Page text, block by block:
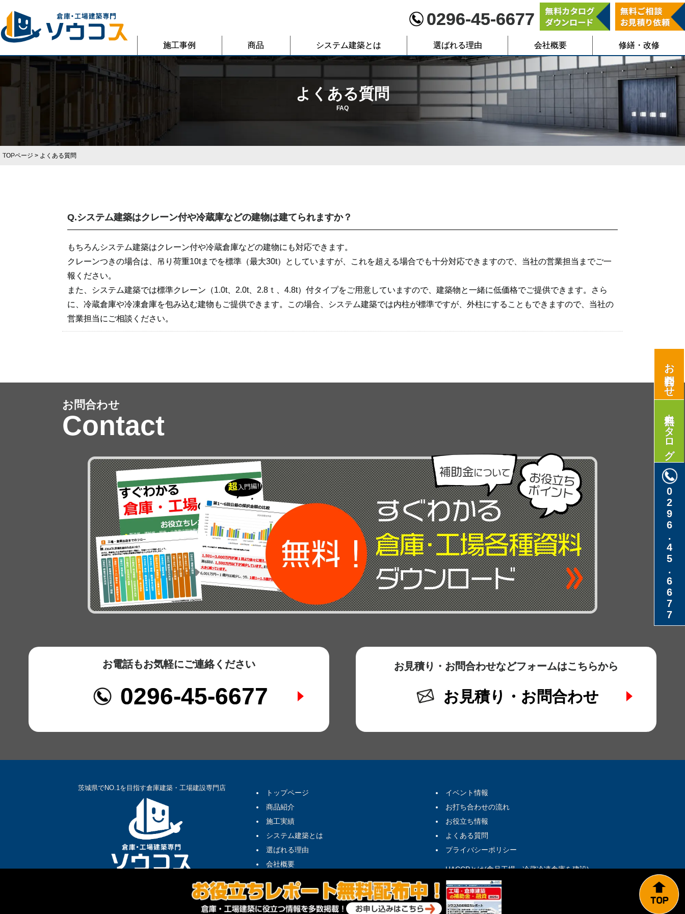
0296-45-6677
施工事例 商品 システム建築とは 選ばれる理由 会社概要 修繕・改修
よくある質問
FAQ
TOPページ > よくある質問
Q.システム建築はクレーン付や冷蔵庫などの建物は建てられますか？
もちろんシステム建築はクレーン付や冷蔵倉庫などの建物にも対応できます。
クレーンつきの場合は、吊り荷重10tまでを標準（最大30t）としていますが、これを超える場合でも十分対応できますので、当社の営業担当までご一
報ください。
また、システム建築では標準クレーン（1.0t、2.0t、2.8ｔ、4.8t）付タイプをご用意していますので、建築物と一緒に低価格でご提供できます。さら
に、冷蔵倉庫や冷凍倉庫を包み込む建物もご提供できます。この場合、システム建築では内柱が標準ですが、外柱にすることもできますので、当社の
営業担当にご相談ください。
お問合わせ
Contact
お電話もお気軽にご連絡ください
0296-45-6677
お見積り・お問合わせなどフォームはこちらから
お見積り・お問合わせ
茨城県でNO.1を目指す倉庫建築・工場建設専門店
0296-45-6677
トップページ
商品紹介
施工実績
システム建築とは
選ばれる理由
会社概要
カタログダウンロード
イベント情報
お打ち合わせの流れ
お役立ち情報
よくある質問
プライバシーポリシー
HACCPとは(食品工場・冷蔵冷凍倉庫を建設)
茨城県で倉庫建築をお考えの方へ
補助金を活用した工場建設・倉庫建築
お問合わせ
無料カタログ
0296.45.6677